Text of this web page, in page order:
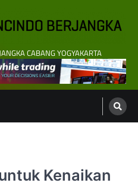
CABANG YOGYAKARTA
Kenaikan